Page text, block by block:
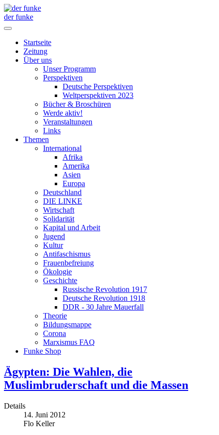
der funke
Startseite
Zeitung
Über uns
Unser Programm
Perspektiven
Deutsche Perspektiven
Weltperspektiven 2023
Bücher & Broschüren
Werde aktiv!
Veranstaltungen
Links
Themen
International
Afrika
Amerika
Asien
Europa
Deutschland
DIE LINKE
Wirtschaft
Solidarität
Kapital und Arbeit
Jugend
Kultur
Antifaschismus
Frauenbefreiung
Ökologie
Geschichte
Russische Revolution 1917
Deutsche Revolution 1918
DDR - 30 Jahre Mauerfall
Theorie
Bildungsmappe
Corona
Marxismus FAQ
Funke Shop
Ägypten: Die Wahlen, die
Muslimbruderschaft und die Massen
Details
14. Juni 2012
Flo Keller